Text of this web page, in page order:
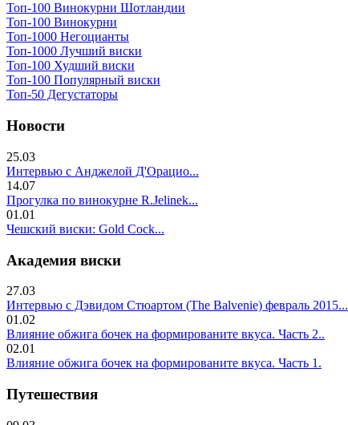
Топ-100 Винокурни Шотландии
Топ-100 Винокурни
Топ-1000 Негоцианты
Топ-1000 Лучший виски
Топ-100 Худший виски
Топ-100 Популярный виски
Топ-50 Дегустаторы
Новости
25.03
Интервью с Анджелой Д'Орацио...
14.07
Прогулка по винокурне R.Jelinek...
01.01
Чешский виски: Gold Cock...
Академия виски
27.03
Интервью с Дэвидом Стюартом (The Balvenie) февраль 2015...
01.02
Влияние обжига бочек на формированите вкуса. Часть 2..
02.01
Влияние обжига бочек на формированите вкуса. Часть 1.
Путешествия